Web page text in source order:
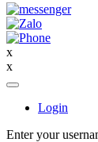
x
x
Login
Enter your